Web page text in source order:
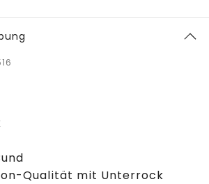
Qualität mit Unterrock